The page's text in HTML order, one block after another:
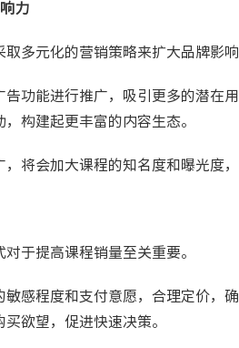
力
取多元化的营销策略来扩大品牌影
告功能进行推广，吸引更多的潜在
构建起更丰富的内容生态。
，将会加大课程的知名度和曝光度
于提高课程销量至关重要。
敏感程度和支付意愿，合理定价，
欲望，促进快速决策。